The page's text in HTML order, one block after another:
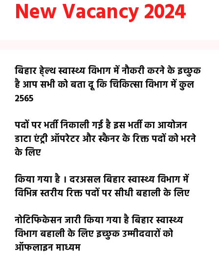
New Vacancy 2024
बिहार हे्ल्थ स्वास्थ्य विभाग में नौकरी करने के इच्छुक
है आप सभी को बता दू कि चिकित्सा विभाग में कुल
2565
पदों पर भर्ती निकाली गई है इस भर्ती का आयोजन
डाटा एंट्री ऑपरेटर और स्कैनर के रिक्त पदों को भरने
के लिए
किया गया है । दरअसल बिहार स्वास्थ्य विभाग में
विभिन्न स्तरीय रिक्त पदों पर सीधी बहाली के लिए
नोटिफिकेसन जारी किया गया है बिहार स्वास्थ्य
विभाग बहाली के लिए इच्छुक उम्मीदवारों को
ऑफलाइन माध्यम